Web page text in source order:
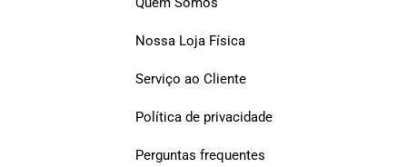
Nossa Loja Física
Serviço ao Cliente
Política de privacidade
Perguntas frequentes